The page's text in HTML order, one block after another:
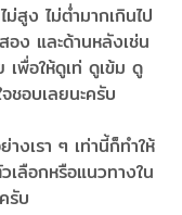
ง​ ไม่ต่ำมากเกินไป​
ง​ และด้านหลัง​เช่น
พื่อให้ดูเท่​ ดูเข้ม​ ดู
ชอบเลยนะครับ
งเรา​ ๆ​ เท่านี้​ก็ทำให้
เลือกหรือแนวทางใน
รับ